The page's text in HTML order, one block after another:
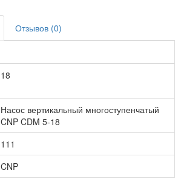
Отзывов (0)
18
Насос вертикальный многоступенчатый
CNP CDM 5-18
111
CNP